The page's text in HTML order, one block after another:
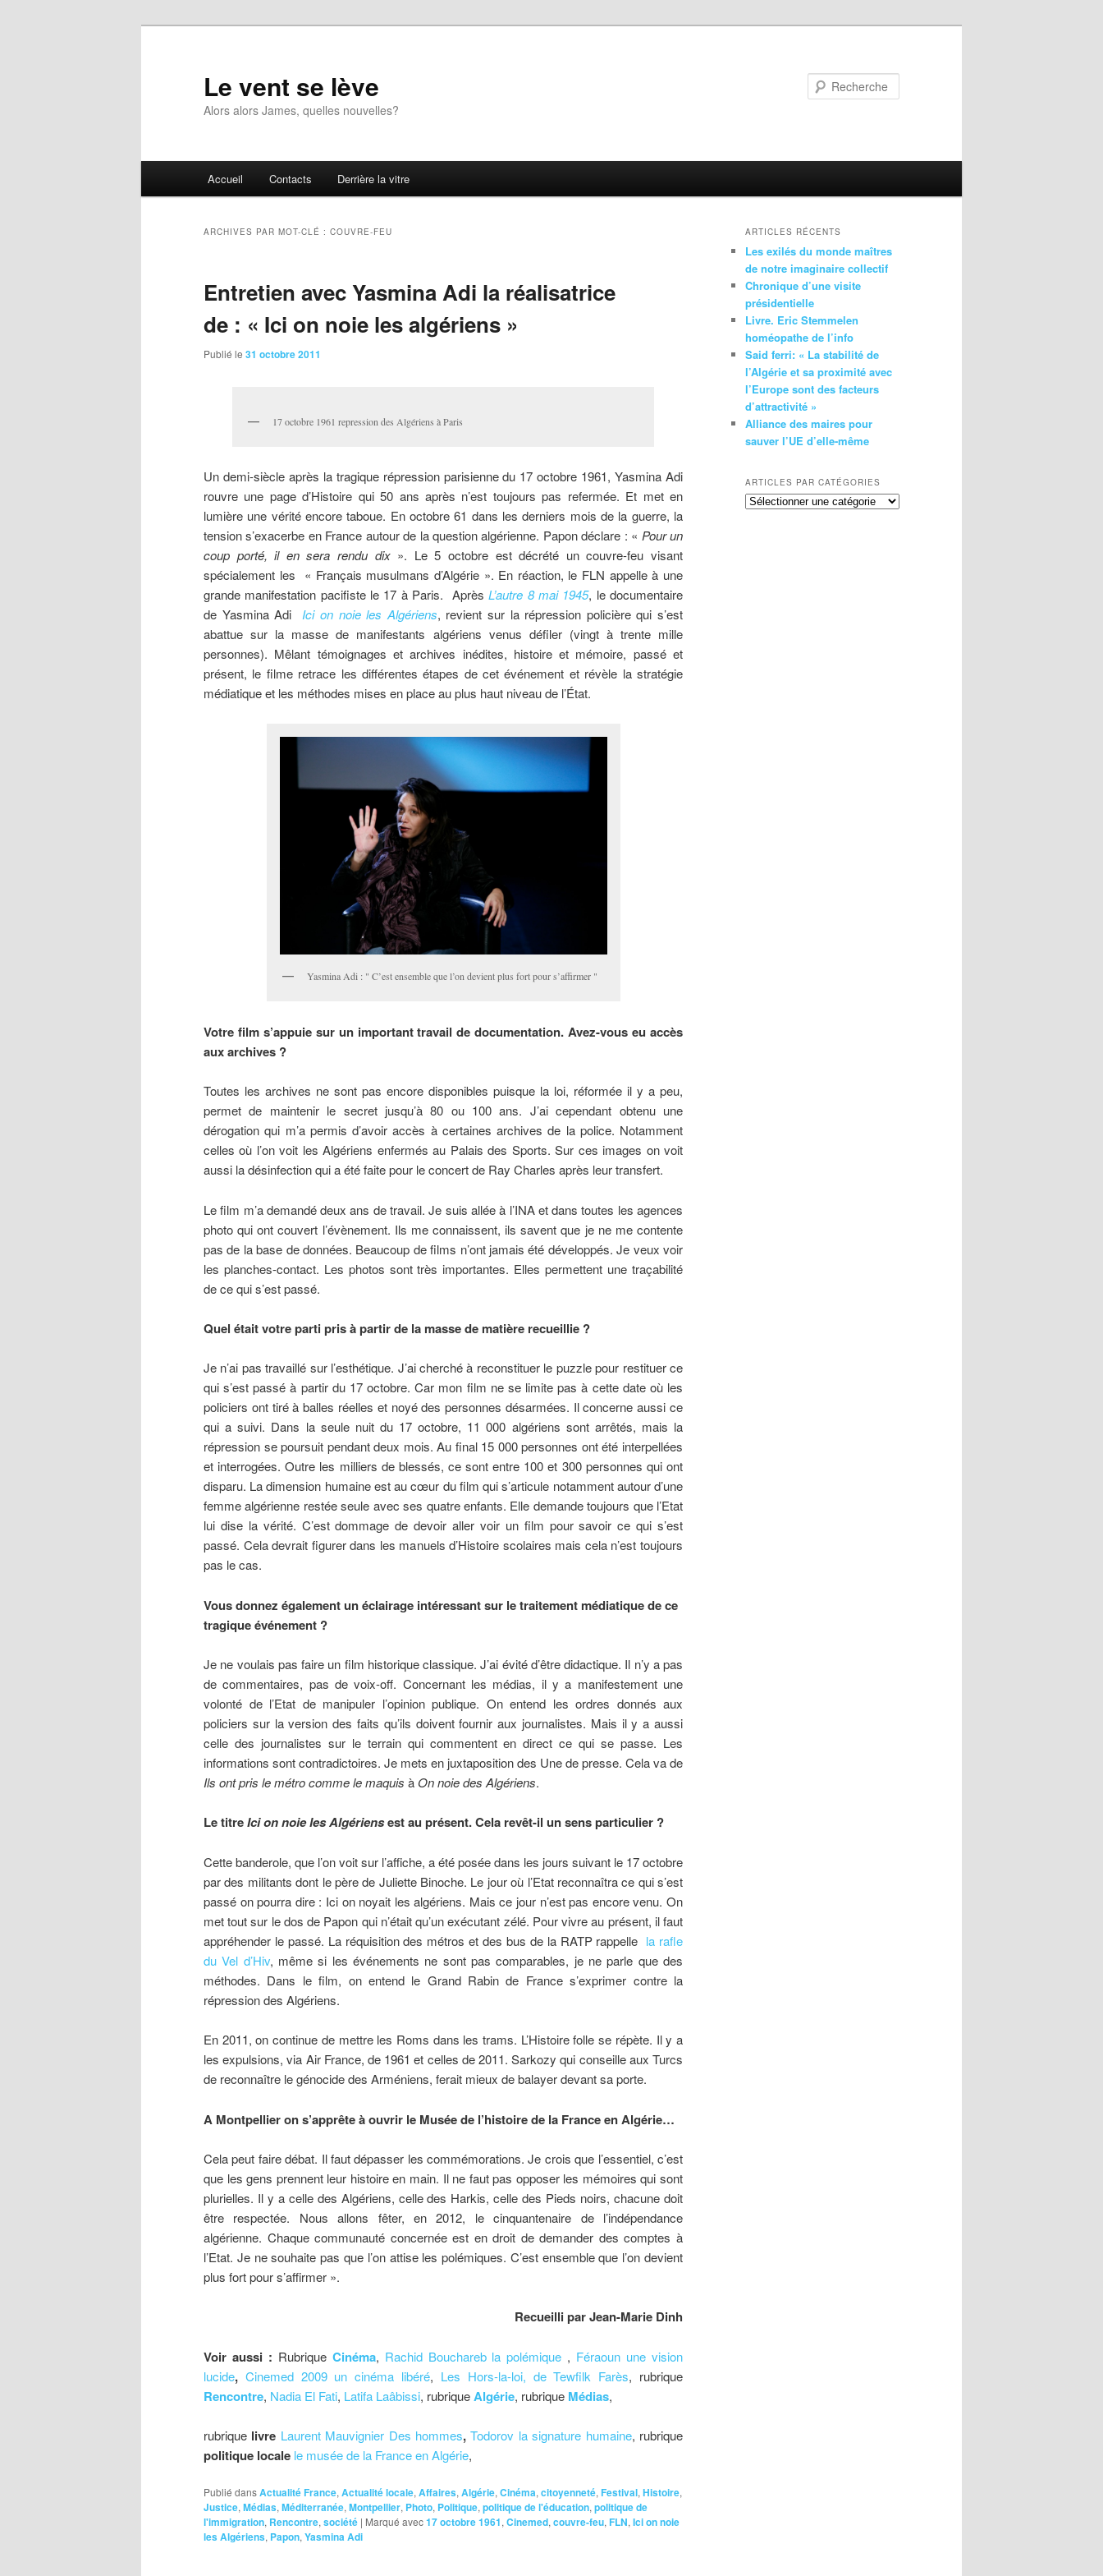
Le vent se lève
Alors alors James, quelles nouvelles?
Accueil Contacts Derrière la vitre
ARCHIVES PAR MOT-CLÉ : COUVRE-FEU
Entretien avec Yasmina Adi la réalisatrice
de : « Ici on noie les algériens »
Publié le 31 octobre 2011
17 octobre 1961 repression des Algériens à Paris
Un demi-siècle après la tragique répression parisienne du 17 octobre 1961, Yasmina Adi
rouvre une page d’Histoire qui 50 ans après n’est toujours pas refermée. Et met en
lumière une vérité encore taboue. En octobre 61 dans les derniers mois de la guerre, la
tension s’exacerbe en France autour de la question algérienne. Papon déclare : « Pour un
coup porté, il en sera rendu dix ». Le 5 octobre est décrété un couvre-feu visant
spécialement les « Français musulmans d’Algérie ». En réaction, le FLN appelle à une
grande manifestation pacifiste le 17 à Paris. AprèsL’autre 8 mai 1945, le documentaire
de Yasmina Adi
Ici on noie les Algériens, revient sur la répression policière qui s’est
abattue sur la masse de manifestants algériens venus défiler (vingt à trente mille
personnes). Mêlant témoignages et archives inédites, histoire et mémoire, passé et
présent, le filme retrace les différentes étapes de cet événement et révèle la stratégie
médiatique et les méthodes mises en place au plus haut niveau de l’État.
Yasmina Adi : " C’est ensemble que l’on devient plus fort pour s’affirmer "
Votre film s’appuie sur un important travail de documentation. Avez-vous eu accès
aux archives ?
Toutes les archives ne sont pas encore disponibles puisque la loi, réformée il y a peu,
permet de maintenir le secret jusqu’à 80 ou 100 ans. J’ai cependant obtenu une
dérogation qui m’a permis d’avoir accès à certaines archives de la police. Notamment
celles où l’on voit les Algériens enfermés au Palais des Sports. Sur ces images on voit
aussi la désinfection qui a été faite pour le concert de Ray Charles après leur transfert.
Le film m’a demandé deux ans de travail. Je suis allée à l’INA et dans toutes les agences
photo qui ont couvert l’évènement. Ils me connaissent, ils savent que je ne me contente
pas de la base de données. Beaucoup de films n’ont jamais été développés. Je veux voir
les planches-contact. Les photos sont très importantes. Elles permettent une traçabilité
de ce qui s’est passé.
Quel était votre parti pris à partir de la masse de matière recueillie ?
Je n’ai pas travaillé sur l’esthétique. J’ai cherché à reconstituer le puzzle pour restituer ce
qui s’est passé à partir du 17 octobre. Car mon film ne se limite pas à cette date où les
policiers ont tiré à balles réelles et noyé des personnes désarmées. Il concerne aussi ce
qui a suivi. Dans la seule nuit du 17 octobre, 11 000 algériens sont arrêtés, mais la
répression se poursuit pendant deux mois. Au final 15 000 personnes ont été interpellées
et interrogées. Outre les milliers de blessés, ce sont entre 100 et 300 personnes qui ont
disparu. La dimension humaine est au cœur du film qui s’articule notamment autour d’une
femme algérienne restée seule avec ses quatre enfants. Elle demande toujours que l’Etat
lui dise la vérité. C’est dommage de devoir aller voir un film pour savoir ce qui s’est
passé. Cela devrait figurer dans les manuels d’Histoire scolaires mais cela n’est toujours
pas le cas.
Vous donnez également un éclairage intéressant sur le traitement médiatique de ce
tragique événement ?
Je ne voulais pas faire un film historique classique. J’ai évité d’être didactique. Il n’y a pas
de commentaires, pas de voix-off. Concernant les médias, il y a manifestement une
volonté de l’Etat de manipuler l’opinion publique. On entend les ordres donnés aux
policiers sur la version des faits qu’ils doivent fournir aux journalistes. Mais il y a aussi
celle des journalistes sur le terrain qui commentent en direct ce qui se passe. Les
informations sont contradictoires. Je mets en juxtaposition des Une de presse. Cela va de
Ils ont pris le métro comme le maquis à On noie des Algériens.
Le titreIci on noie les Algériensest au présent. Cela revêt-il un sens particulier ?
Cette banderole, que l’on voit sur l’affiche, a été posée dans les jours suivant le 17 octobre
par des militants dont le père de Juliette Binoche. Le jour où l’Etat reconnaîtra ce qui s’est
passé on pourra dire : Ici on noyait les algériens. Mais ce jour n’est pas encore venu. On
met tout sur le dos de Papon qui n’était qu’un exécutant zélé. Pour vivre au présent, il faut
appréhender le passé. La réquisition des métros et des bus de la RATP rappelle la rafle
du Vel d’Hiv, même si les événements ne sont pas comparables, je ne parle que des
méthodes. Dans le film, on entend le Grand Rabin de France s’exprimer contre la
répression des Algériens.
En 2011, on continue de mettre les Roms dans les trams. L’Histoire folle se répète. Il y a
les expulsions, via Air France, de 1961 et celles de 2011. Sarkozy qui conseille aux Turcs
de reconnaître le génocide des Arméniens, ferait mieux de balayer devant sa porte.
A Montpellier on s’apprête à ouvrir le Musée de l’histoire de la France en Algérie…
Cela peut faire débat. Il faut dépasser les commémorations. Je crois que l’essentiel, c’est
que les gens prennent leur histoire en main. Il ne faut pas opposer les mémoires qui sont
plurielles. Il y a celle des Algériens, celle des Harkis, celle des Pieds noirs, chacune doit
être respectée. Nous allons fêter, en 2012, le cinquantenaire de l’indépendance
algérienne. Chaque communauté concernée est en droit de demander des comptes à
l’Etat. Je ne souhaite pas que l’on attise les polémiques. C’est ensemble que l’on devient
plus fort pour s’affirmer ».
Recueilli par Jean-Marie Dinh
Voir aussi : Rubrique Cinéma, Rachid Bouchareb la polémique , Féraoun une vision
lucide, Cinemed 2009 un cinéma libéré, Les Hors-la-loi, de Tewfilk Farès, rubrique
Rencontre, Nadia El Fati, Latifa Laâbissi, rubriqueAlgérie, rubrique Médias,
rubrique livre Laurent Mauvignier Des hommes,Todorov la signature humaine, rubrique
politique locale le musée de la France en Algérie,
Publié dansActualité France,Actualité locale,Affaires,Algérie,Cinéma,citoyenneté,Festival,Histoire,
Justice,Médias,Méditerranée,Montpellier, Photo, Politique,politique de l'éducation,politique de
l'immigration, Rencontre,société | Marqué avec17 octobre 1961,Cinemed,couvre-feu,FLN,Ici on noie
les Algériens, Papon,Yasmina Adi
ARTICLES RÉCENTS
Les exilés du monde maîtres
de notre imaginaire collectif
Chronique d’une visite
présidentielle
Livre. Eric Stemmelen
homéopathe de l’info
Said ferri: « La stabilité de
l’Algérie et sa proximité avec
l’Europe sont des facteurs
d’attractivité »
Alliance des maires pour
sauver l’UE d’elle-même
ARTICLES PAR CATÉGORIES
Articles